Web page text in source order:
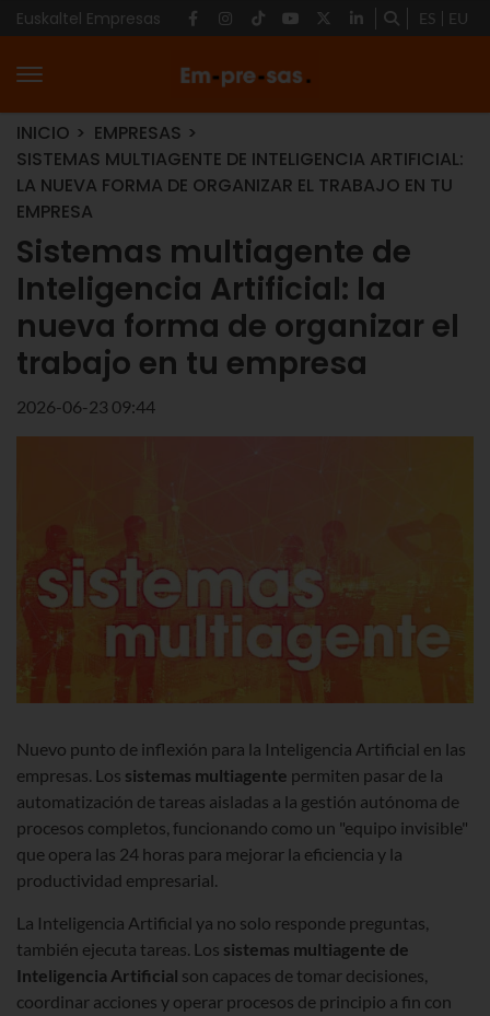
Euskaltel Empresas ES EU
INICIO
EMPRESAS
SISTEMAS MULTIAGENTE DE INTELIGENCIA ARTIFICIAL:
LA NUEVA FORMA DE ORGANIZAR EL TRABAJO EN TU
EMPRESA
Sistemas multiagente de
Inteligencia Artificial: la
nueva forma de organizar el
trabajo en tu empresa
2026-06-23 09:44
Nuevo punto de inflexión para la Inteligencia Artificial en las
empresas. Los sistemas multiagente permiten pasar de la
automatización de tareas aisladas a la gestión autónoma de
procesos completos, funcionando como un "equipo invisible"
que opera las 24 horas para mejorar la eficiencia y la
productividad empresarial.
La Inteligencia Artificial ya no solo responde preguntas,
también ejecuta tareas. Los sistemas multiagente de
Inteligencia Artificial son capaces de tomar decisiones,
coordinar acciones y operar procesos de principio a fin con